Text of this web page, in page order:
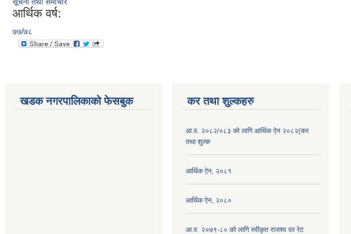
सूचना तथा समाचार
आर्थिक वर्ष:
७७/७८
खडक नगरपालिकाको फेसबुक कर तथा शुल्कहरु
आ.व. २०८२/०८३ को लागि आर्थिक ऐन २०८२(कर
तथा शुल्क
आर्थिक ऐन, २०८१
आर्थिक ऐन, २०८०
आ.व. २०७९-८० को लागि स्वीकृत राजश्व दर रेट